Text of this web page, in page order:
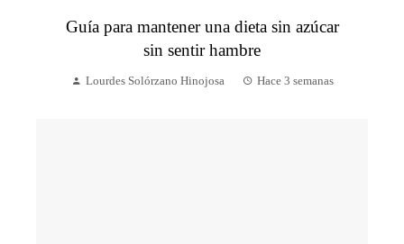
Guía para mantener una dieta sin azúcar
sin sentir hambre
Lourdes Solórzano Hinojosa Hace 3 semanas